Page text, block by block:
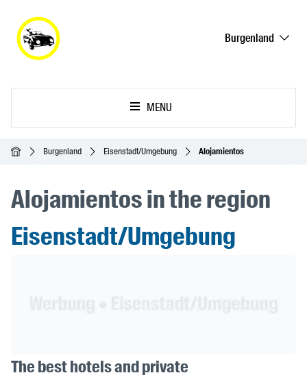
Burgenland
MENU
Inicio Burgenland Eisenstadt/Umgebung Alojamientos
Alojamientos in the region
Eisenstadt/Umgebung
The best hotels and private